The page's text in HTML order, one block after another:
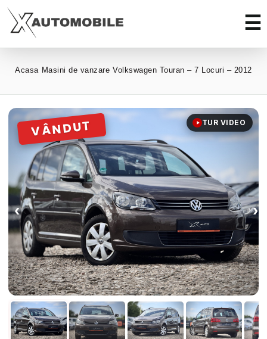
Acasa Masini de vanzare Volkswagen Touran – 7 Locuri – 2012
TUR VIDEO